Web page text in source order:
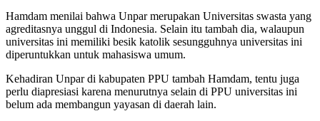
Hamdam menilai bahwa Unpar merupakan Universitas swasta yang
agreditasnya unggul di Indonesia. Selain itu tambah dia, walaupun
universitas ini memiliki besik katolik sesungguhnya universitas ini
diperuntukkan untuk mahasiswa umum.
Kehadiran Unpar di kabupaten PPU tambah Hamdam, tentu juga
perlu diapresiasi karena menurutnya selain di PPU universitas ini
belum ada membangun yayasan di daerah lain.